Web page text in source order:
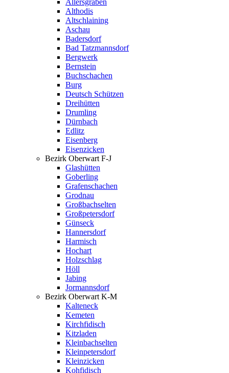
Allersgraben
Althodis
Altschlaining
Aschau
Badersdorf
Bad Tatzmannsdorf
Bergwerk
Bernstein
Buchschachen
Burg
Deutsch Schützen
Dreihütten
Drumling
Dürnbach
Edlitz
Eisenberg
Eisenzicken
Bezirk Oberwart F-J
Glashütten
Goberling
Grafenschachen
Grodnau
Großbachselten
Großpetersdorf
Günseck
Hannersdorf
Harmisch
Hochart
Holzschlag
Höll
Jabing
Jormannsdorf
Bezirk Oberwart K-M
Kalteneck
Kemeten
Kirchfidisch
Kitzladen
Kleinbachselten
Kleinpetersdorf
Kleinzicken
Kohfidisch